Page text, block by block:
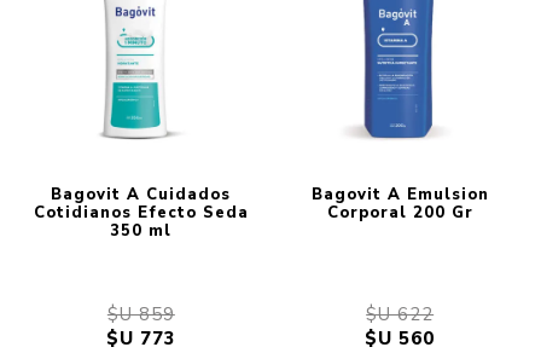
Bagovit A Cuidados
Cotidianos Efecto Seda
350 ml
$U 859
$U 773
Bagovit A Emulsion
Corporal 200 Gr
$U 622
$U 560